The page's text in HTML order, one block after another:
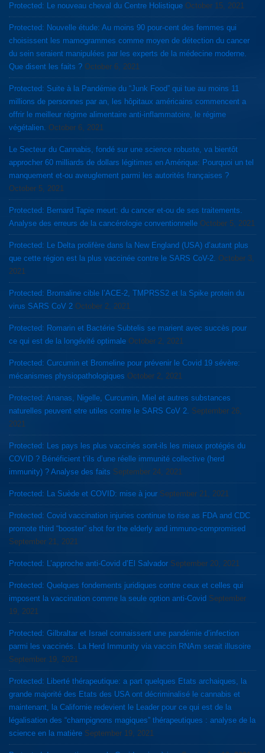
Protected: Le nouveau cheval du Centre Holistique October 15, 2021
Protected: Nouvelle étude: Au moins 90 pour-cent des femmes qui
choisissent les mamogrammes comme moyen de détection du cancer
du sein seraient manipulées par les experts de la médecine moderne.
Que disent les faits ? October 6, 2021
Protected: Suite à la Pandémie du “Junk Food” qui tue au moins 11
millions de personnes par an, les hôpitaux américains commencent a
offrir le meilleur régime alimentaire anti-inflammatoire, le régime
végétalien. October 6, 2021
Le Secteur du Cannabis, fondé sur une science robuste, va bientôt
approcher 60 milliards de dollars légitimes en Amérique: Pourquoi un tel
manquement et-ou aveuglement parmi les autorités françaises ?
October 5, 2021
Protected: Bernard Tapie meurt: du cancer et-ou de ses traitements.
Analyse des erreurs de la cancérologie conventionnelle October 5, 2021
Protected: Le Delta prolifère dans la New England (USA) d’autant plus
que cette région est la plus vaccinée contre le SARS CoV-2. October 3,
2021
Protected: Bromaline cible l’ACE-2, TMPRSS2 et la Spike protein du
virus SARS CoV 2 October 2, 2021
Protected: Romarin et Bactérie Subtelis se marient avec succès pour
ce qui est de la longévité optimale October 2, 2021
Protected: Curcumin et Bromeline pour prévenir le Covid 19 sévère:
mécanismes physiopathologiques October 2, 2021
Protected: Ananas, Nigelle, Curcumin, Miel et autres substances
naturelles peuvent etre utiles contre le SARS CoV 2. September 26,
2021
Protected: Les pays les plus vaccinés sont-ils les mieux protégés du
COVID ? Bénéficient t’ils d’une réelle immunité collective (herd
immunity) ? Analyse des faits September 24, 2021
Protected: La Suède et COVID: mise à jour September 21, 2021
Protected: Covid vaccination injuries continue to rise as FDA and CDC
promote third “booster” shot for the elderly and immuno-compromised
September 21, 2021
Protected: L’approche anti-Covid d’El Salvador September 20, 2021
Protected: Quelques fondements juridiques contre ceux et celles qui
imposent la vaccination comme la seule option anti-Covid September
19, 2021
Protected: Gilbraltar et Israel connaissent une pandémie d’infection
parmi les vaccinés. La Herd Immunity via vaccin RNAm serait illusoire
September 19, 2021
Protected: Liberté thérapeutique: a part quelques Etats archaiques, la
grande majorité des Etats des USA ont décriminalisé le cannabis et
maintenant, la Californie redevient le Leader pour ce qui est de la
légalisation des “champignons magiques” thérapeutiques : analyse de la
science en la matière September 19, 2021